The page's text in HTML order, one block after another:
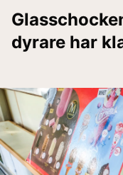
dyrare har